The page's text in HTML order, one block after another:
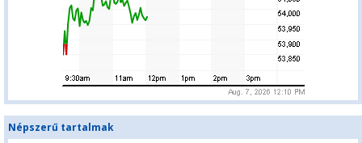
Népszerű tartalmak